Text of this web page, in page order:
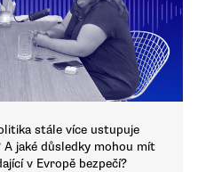
stále více ustupuje
jaké důsledky mohou mít
v Evropě bezpečí?